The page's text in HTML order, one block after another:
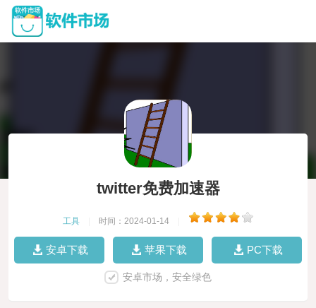
twitter免费加速器
工具 时间：2024-01-14
安卓下载 苹果下载 PC下载
安卓市场，安全绿色